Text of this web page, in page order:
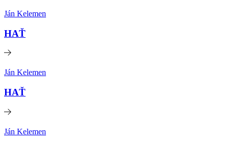
Ján Kelemen
HAŤ
Ján Kelemen
HAŤ
Ján Kelemen